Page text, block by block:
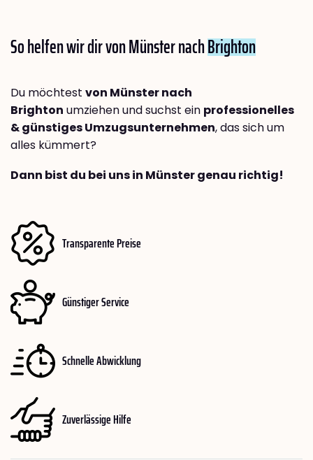
So helfen wir dir von Münster nachBrighton
Du möchtest von Münster nach
Brighton umziehen und suchst ein professionelles
& günstiges Umzugsunternehmen, das sich um
alles kümmert?
Dann bist du bei uns in Münster genau richtig!
Transparente Preise
Günstiger Service
Schnelle Abwicklung
Zuverlässige Hilfe